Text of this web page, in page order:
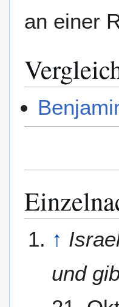
an einer
↑
und